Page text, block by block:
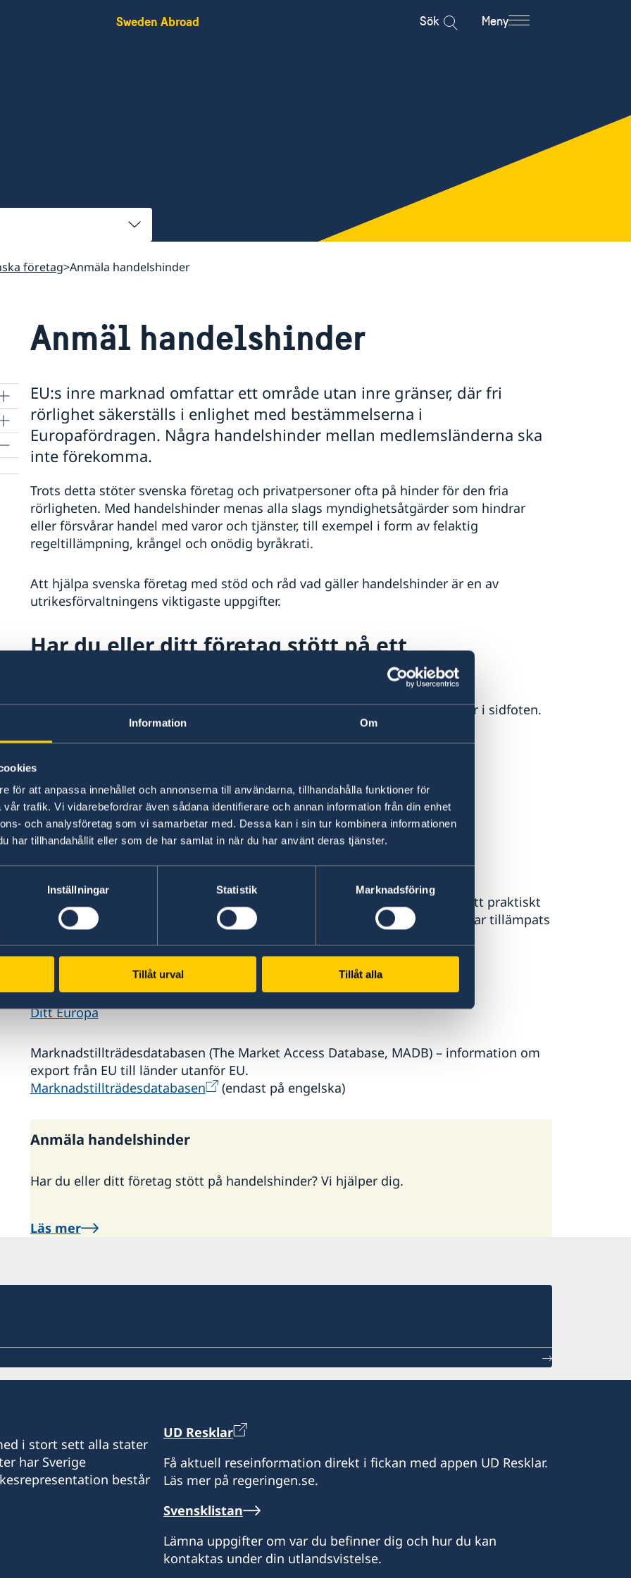
Information Om
för att anpassa innehållet och annonserna till användarna, tillhandahålla funktioner för
trafik. Vi vidarebefordrar även sådana identifierare och annan information från din enhet
och analysföretag som vi samarbetar med. Dessa kan i sin tur kombinera informationen
har tillhandahållit eller som de har samlat in när du har använt deras tjänster.
Inställningar Statistik Marknadsföring
Tillåt urval Tillåt alla
Sweden Abroad Sök Meny
företag Anmäla handelshinder
Anmäl handelshinder
EU:s inre marknad omfattar ett område utan inre gränser, där fri
rörlighet säkerställs i enlighet med bestämmelserna i
Europafördragen. Några handelshinder mellan medlemsländerna ska
inte förekomma.
Trots detta stöter svenska företag och privatpersoner ofta på hinder för den fria
rörligheten. Med handelshinder menas alla slags myndighetsåtgärder som hindrar
eller försvårar handel med varor och tjänster, till exempel i form av felaktig
regeltillämpning, krångel och onödig byråkrati.
Att hjälpa svenska företag med stöd och råd vad gäller handelshinder är en av
utrikesförvaltningens viktigaste uppgifter.
Har du eller ditt företag stött på ett
I så fall är du välkommen att kontakta oss. Maila oss på adressen du hittar i sidfoten.
bransch
vilket problemet är
Mer information
SOLVIT – ett nätverk för problemlösning där EU-länderna samarbetar för att praktiskt
lösa problem som beror på att bestämmelserna för den inre marknaden har tillämpats
SOLVIT
Ditt Europa – Praktiska råd för dig som vill göra affärer i Europa.
Ditt Europa
Marknadstillträdesdatabasen (The Market Access Database, MADB) – information om
export från EU till länder utanför EU.
Marknadstillträdesdatabasen
(endast på engelska)
Anmäla handelshinder
Har du eller ditt företag stött på handelshinder? Vi hjälper dig.
Läs mer
i stort sett alla stater
har Sverige
består
UD Resklar
Få aktuell reseinformation direkt i fickan med appen UD Resklar.
Läs mer på regeringen.se.
Svensklistan
Lämna uppgifter om var du befinner dig och hur du kan
kontaktas under din utlandsvistelse.